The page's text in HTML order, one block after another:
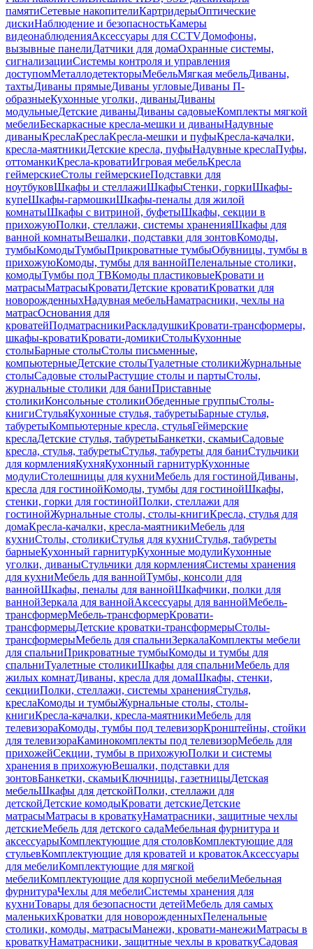
памятиСетевые накопителиКартридерыОптические
дискиНаблюдение и безопасностьКамеры
видеонаблюденияАксессуары для CCTVДомофоны,
вызывные панелиДатчики для домаОхранные системы,
сигнализацииСистемы контроля и управления
доступомМеталлодетекторыМебельМягкая мебельДиваны,
тахтыДиваны прямыеДиваны угловыеДиваны П-
образныеКухонные уголки, диваныДиваны
модульныеДетские диваныДиваны садовыеКомплекты мягкой
мебелиБескаркасные кресла-мешки и диваныНадувные
диваныКреслаКреслаКресла-мешки и пуфыКресла-качалки,
кресла-маятникиДетские кресла, пуфыНадувные креслаПуфы,
оттоманкиКресла-кроватиИгровая мебельКресла
геймерскиеСтолы геймерскиеПодставки для
ноутбуковШкафы и стеллажиШкафыСтенки, горкиШкафы-
купеШкафы-гармошкиШкафы-пеналы для жилой
комнатыШкафы с витриной, буфетыШкафы, секции в
прихожуюПолки, стеллажи, системы храненияШкафы для
ванной комнатыВешалки, подставки для зонтовКомоды,
тумбыКомодыТумбыПрикроватные тумбыОбувницы, тумбы в
прихожуюКомоды, тумбы для ваннойПеленальные столики,
комодыТумбы под ТВКомоды пластиковыеКровати и
матрасыМатрасыКроватиДетские кроватиКроватки для
новорожденныхНадувная мебельНаматрасники, чехлы на
матрасОснования для
кроватейПодматрасникиРаскладушкиКровати-трансформеры,
шкафы-кроватиКровати-домикиСтолыКухонные
столыБарные столыСтолы письменные,
компьютерныеДетские столыТуалетные столикиЖурнальные
столыСадовые столыРастущие столы и партыСтолы,
журнальные столики для баниПриставные
столикиКонсольные столикиОбеденные группыСтолы-
книгиСтульяКухонные стулья, табуретыБарные стулья,
табуретыКомпьютерные кресла, стульяГеймерские
креслаДетские стулья, табуретыБанкетки, скамьиСадовые
кресла, стулья, табуретыСтулья, табуреты для баниСтульчики
для кормленияКухняКухонный гарнитурКухонные
модулиСтолешницы для кухниМебель для гостинойДиваны,
кресла для гостинойКомоды, тумбы для гостинойШкафы,
стенки, горки для гостинойПолки, стеллажи для
гостинойЖурнальные столы, столы-книгиКресла, стулья для
домаКресла-качалки, кресла-маятникиМебель для
кухниСтолы, столикиСтулья для кухниСтулья, табуреты
барныеКухонный гарнитурКухонные модулиКухонные
уголки, диваныСтульчики для кормленияСистемы хранения
для кухниМебель для ваннойТумбы, консоли для
ваннойШкафы, пеналы для ваннойШкафчики, полки для
ваннойЗеркала для ваннойАксессуары для ваннойМебель-
трансформерМебель-трансформерКровати-
трансформерыДетские кроватки-трансформерыСтолы-
трансформерыМебель для спальниЗеркалаКомплекты мебели
для спальниПрикроватные тумбыКомоды и тумбы для
спальниТуалетные столикиШкафы для спальниМебель для
жилых комнатДиваны, кресла для домаШкафы, стенки,
секцииПолки, стеллажи, системы храненияСтулья,
креслаКомоды и тумбыЖурнальные столы, столы-
книгиКресла-качалки, кресла-маятникиМебель для
телевизораКомоды, тумбы под телевизорКронштейны, стойки
для телевизораКаминокомплекты под телевизорМебель для
прихожейСекции, тумбы в прихожуюПолки и системы
хранения в прихожуюВешалки, подставки для
зонтовБанкетки, скамьиКлючницы, газетницыДетская
мебельШкафы для детскойПолки, стеллажи для
детскойДетские комодыКровати детскиеДетские
матрасыМатрасы в кроваткуНаматрасники, защитные чехлы
детскиеМебель для детского садаМебельная фурнитура и
аксессуарыКомплектующие для столовКомплектующие для
стульевКомплектующие для кроватей и кроватокАксессуары
для мебелиКомплектующие для мягкой
мебелиКомплектующие для корпусной мебелиМебельная
фурнитураЧехлы для мебелиСистемы хранения для
кухниТовары для безопасности детейМебель для самых
маленькихКроватки для новорожденныхПеленальные
столики, комоды, матрасыМанежи, кровати-манежиМатрасы в
кроваткуНаматрасники, защитные чехлы в кроваткуСадовая